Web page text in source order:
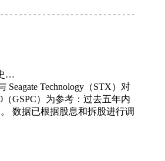
…
Seagate Technology（STX）对
（GSPC）为参考：过去五年内
数据已根据股息和拆股进行调